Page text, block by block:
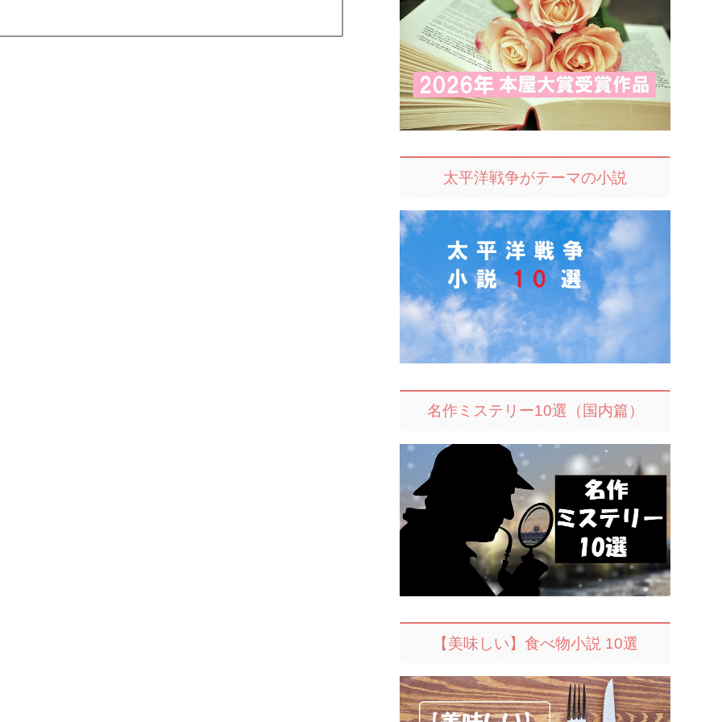
太平洋戦争がテーマの小説
名作ミステリー10選（国内篇）
【美味しい】食べ物小説 10選